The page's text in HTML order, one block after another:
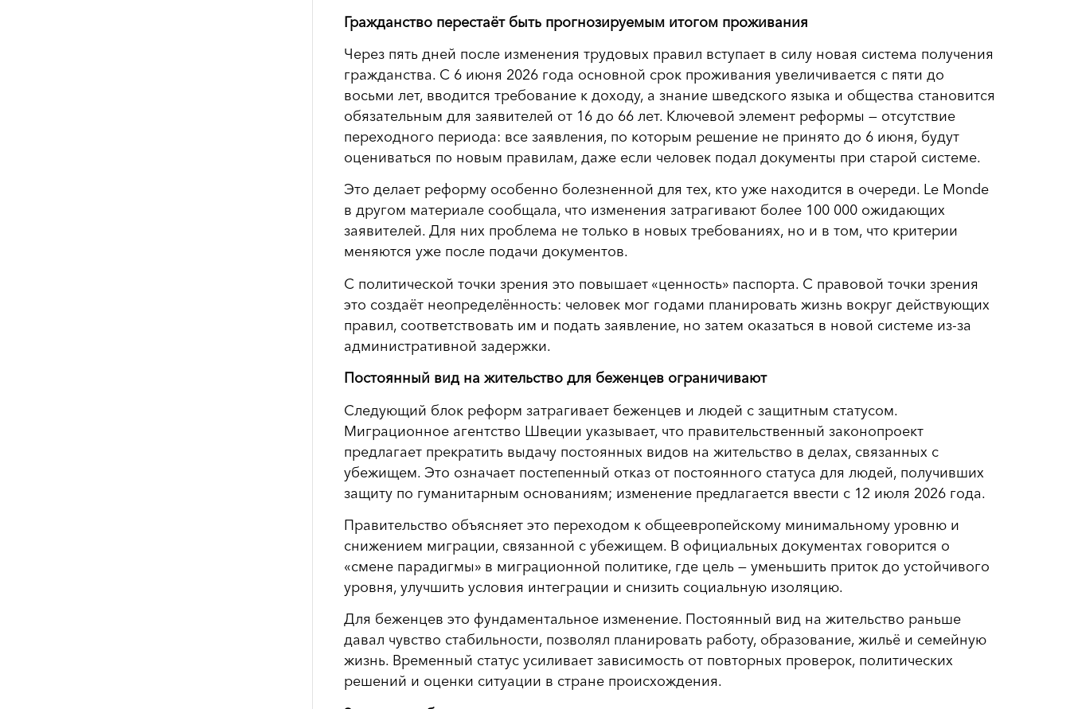
Гражданство перестаёт быть прогнозируемым итогом проживания
Через пять дней после изменения трудовых правил вступает в силу новая система получения
гражданства. С 6 июня 2026 года основной срок проживания увеличивается с пяти до
восьми лет, вводится требование к доходу, а знание шведского языка и общества становится
обязательным для заявителей от 16 до 66 лет. Ключевой элемент реформы — отсутствие
переходного периода: все заявления, по которым решение не принято до 6 июня, будут
оцениваться по новым правилам, даже если человек подал документы при старой системе.
Это делает реформу особенно болезненной для тех, кто уже находится в очереди. Le Monde
в другом материале сообщала, что изменения затрагивают более 100 000 ожидающих
заявителей. Для них проблема не только в новых требованиях, но и в том, что критерии
меняются уже после подачи документов.
С политической точки зрения это повышает «ценность» паспорта. С правовой точки зрения
это создаёт неопределённость: человек мог годами планировать жизнь вокруг действующих
правил, соответствовать им и подать заявление, но затем оказаться в новой системе из-за
административной задержки.
Постоянный вид на жительство для беженцев ограничивают
Следующий блок реформ затрагивает беженцев и людей с защитным статусом.
Миграционное агентство Швеции указывает, что правительственный законопроект
предлагает прекратить выдачу постоянных видов на жительство в делах, связанных с
убежищем. Это означает постепенный отказ от постоянного статуса для людей, получивших
защиту по гуманитарным основаниям; изменение предлагается ввести с 12 июля 2026 года.
Правительство объясняет это переходом к общеевропейскому минимальному уровню и
снижением миграции, связанной с убежищем. В официальных документах говорится о
«смене парадигмы» в миграционной политике, где цель — уменьшить приток до устойчивого
уровня, улучшить условия интеграции и снизить социальную изоляцию.
Для беженцев это фундаментальное изменение. Постоянный вид на жительство раньше
давал чувство стабильности, позволял планировать работу, образование, жильё и семейную
жизнь. Временный статус усиливает зависимость от повторных проверок, политических
решений и оценки ситуации в стране происхождения.